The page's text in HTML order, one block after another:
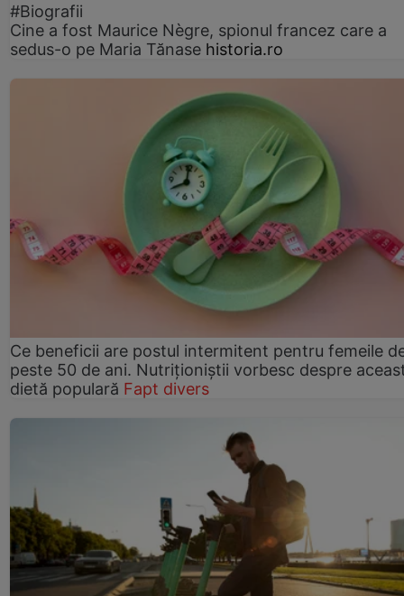
#Biografii
Cine a fost Maurice Nègre, spionul francez care a
sedus-o pe Maria Tănase historia.ro
Ce beneficii are postul intermitent pentru femeile
peste 50 de ani. Nutriționiștii vorbesc despre
dietă populară Fapt divers